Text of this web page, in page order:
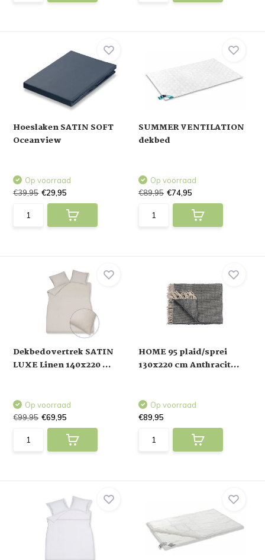
Hoeslaken SATIN SOFT
Oceanview
Op voorraad
€39,95 €29,95
SUMMER VENTILATION
dekbed
Op voorraad
€89,95 €74,95
Dekbedovertrek SATIN
LUXE Linen 140x220 ...
Op voorraad
€99,95 €69,95
HOME 95 plaid/sprei
130x220 cm Anthracit...
Op voorraad
€89,95